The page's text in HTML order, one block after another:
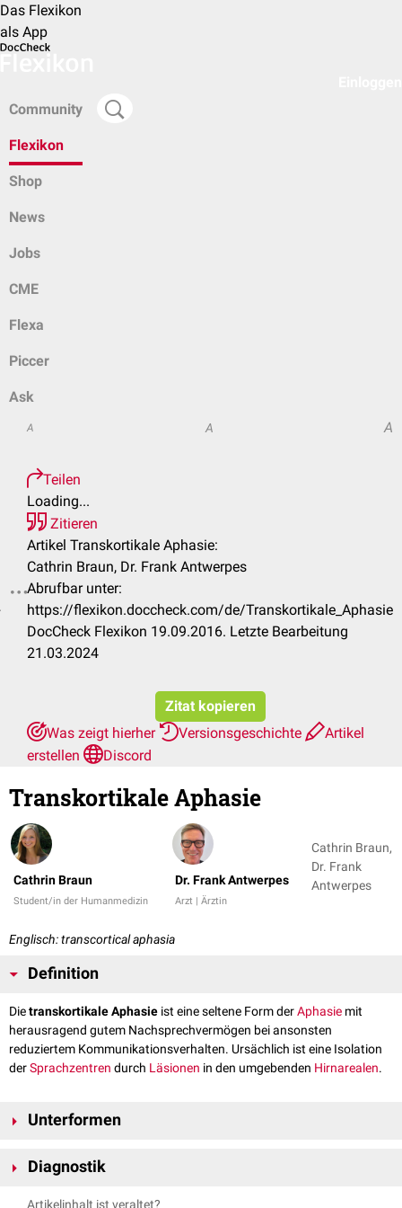
Das Flexikon
als App
Community
Flexikon
Shop
News
Jobs
CME
Flexa
Piccer
Ask
A A A
Teilen
Loading...
Zitieren
Artikel Transkortikale Aphasie:
Cathrin Braun, Dr. Frank Antwerpes
Abrufbar unter:
https://flexikon.doccheck.com/de/Transkortikale_Aphasie
DocCheck Flexikon 19.09.2016. Letzte Bearbeitung
21.03.2024
Zitat kopieren
Was zeigt hierher
Versionsgeschichte
Artikel
erstellen
Discord
Transkortikale Aphasie
Cathrin Braun
Student/in der Humanmedizin
Dr. Frank Antwerpes
Arzt | Ärztin
Cathrin Braun,
Dr. Frank
Antwerpes
Englisch: transcortical aphasia
Definition
Dietranskortikale Aphasie ist eine seltene Form derAphasie mit
herausragend gutem Nachsprechvermögen bei ansonsten
reduziertem Kommunikationsverhalten. Ursächlich ist eine Isolation
derSprachzentren durch Läsionen in den umgebenden Hirnarealen.
Unterformen
Transkortikal-motorische Aphasie
bzw. dersupplementärmotorische Cortex
Diagnostik
Mithilfe des Aachener Aphasie-Tests
Artikelinhalt ist veraltet?